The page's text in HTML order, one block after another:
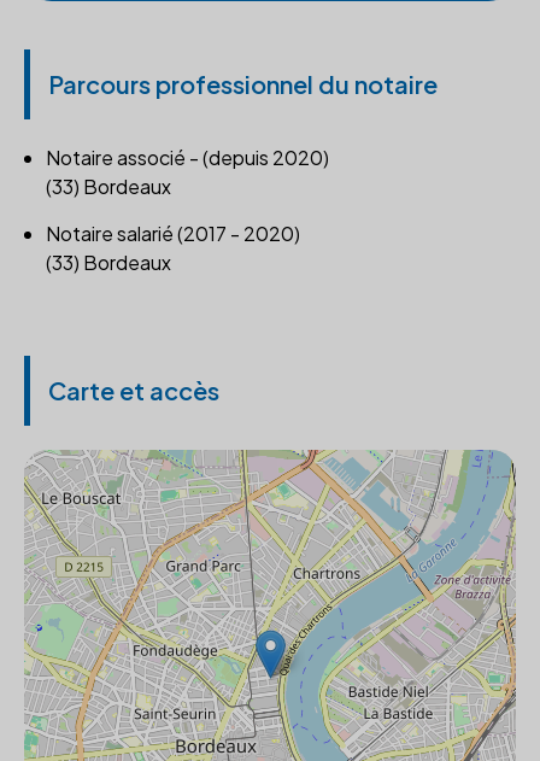
Parcours professionnel du notaire
Notaire associé - (depuis 2020)
(33) Bordeaux
Notaire salarié (2017 - 2020)
(33) Bordeaux
Carte et accès